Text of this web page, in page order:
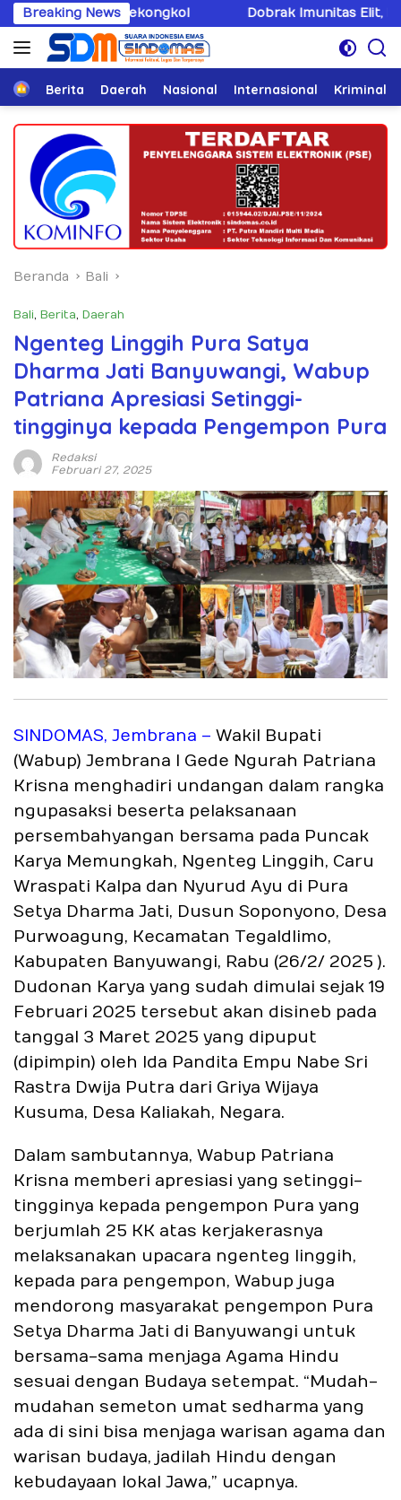
Langsung
ke
konten
Breaking News Dobrak Imunitas Elit, PPWI Minta Mabes
HomeBerita Daerah Nasional Internasional Kriminal
Beranda Bali
Bali, Berita, Daerah
Ngenteg Linggih Pura Satya
Dharma Jati Banyuwangi, Wabup
Patriana Apresiasi Setinggi-
tingginya kepada Pengempon Pura
Redaksi
Februari 27, 2025
SINDOMAS, Jembrana – Wakil Bupati
(Wabup) Jembrana I Gede Ngurah Patriana
Krisna menghadiri undangan dalam rangka
ngupasaksi beserta pelaksanaan
persembahyangan bersama pada Puncak
Karya Memungkah, Ngenteg Linggih, Caru
Wraspati Kalpa dan Nyurud Ayu di Pura
Setya Dharma Jati, Dusun Soponyono, Desa
Purwoagung, Kecamatan Tegaldlimo,
Kabupaten Banyuwangi, Rabu (26/2/ 2025 ).
Dudonan Karya yang sudah dimulai sejak 19
Februari 2025 tersebut akan disineb pada
tanggal 3 Maret 2025 yang dipuput
(dipimpin) oleh Ida Pandita Empu Nabe Sri
Rastra Dwija Putra dari Griya Wijaya
Kusuma, Desa Kaliakah, Negara.
Dalam sambutannya, Wabup Patriana
Krisna memberi apresiasi yang setinggi-
tingginya kepada pengempon Pura yang
berjumlah 25 KK atas kerjakerasnya
melaksanakan upacara ngenteg linggih,
kepada para pengempon, Wabup juga
mendorong masyarakat pengempon Pura
Setya Dharma Jati di Banyuwangi untuk
bersama-sama menjaga Agama Hindu
sesuai dengan Budaya setempat. “Mudah-
mudahan semeton umat sedharma yang
ada di sini bisa menjaga warisan agama dan
warisan budaya, jadilah Hindu dengan
kebudayaan lokal Jawa,” ucapnya.